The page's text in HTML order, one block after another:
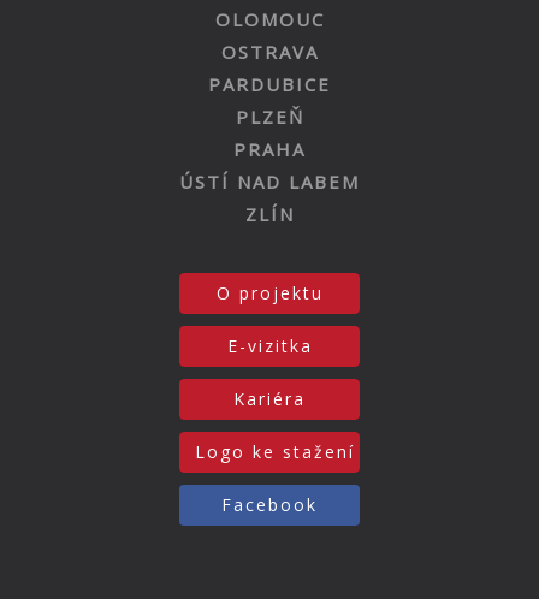
OLOMOUC
OSTRAVA
PARDUBICE
PLZEŇ
PRAHA
ÚSTÍ NAD LABEM
ZLÍN
O projektu
E-vizitka
Kariéra
Logo ke stažení
Facebook